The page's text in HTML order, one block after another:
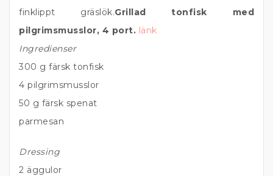
finklippt gräslök.Grillad tonfisk med
pilgrimsmusslor, 4 port. länk
Ingredienser
300 g färsk tonfisk
4 pilgrimsmusslor
50 g färsk spenat
parmesan
Dressing
2 äggulor